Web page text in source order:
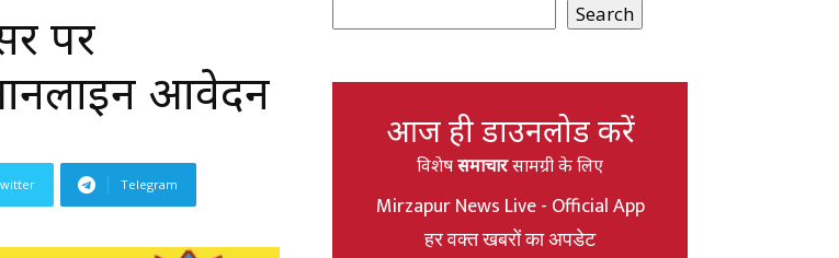
Hindi
पर
आवेदन
Telegram
Search
आज ही डाउनलोड करें
विशेषसमाचारसामग्री के लिए
Mirzapur News Live - Official App
हर वक्त खबरों का अपडेट